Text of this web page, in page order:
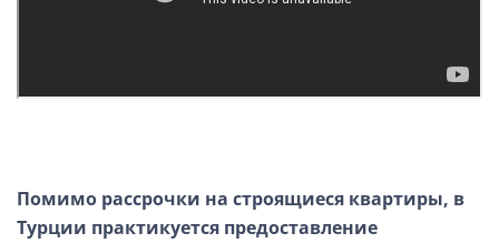
Помимо рассрочки на строящиеся квартиры, в
Турции практикуется предоставление